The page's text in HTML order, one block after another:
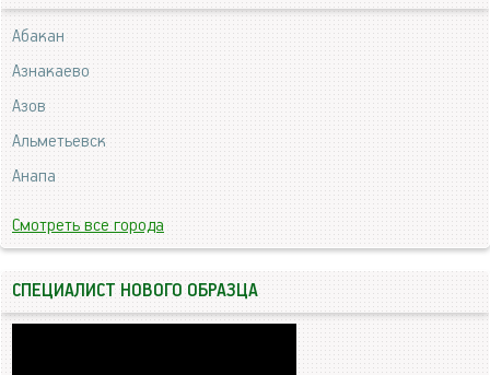
Абакан
Азнакаево
Азов
Альметьевск
Анапа
Смотреть все города
СПЕЦИАЛИСТ НОВОГО ОБРАЗЦА